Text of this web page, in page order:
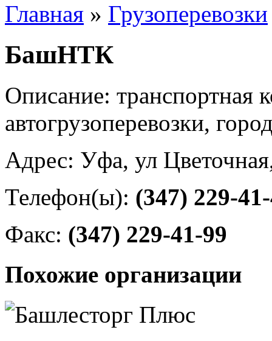
Главная » Грузоперевозки
БашНТК
Описание: транспортная
автогрузоперевозки,
Адрес: Уфа, ул
Телефон(ы): (347) 229-
Факс: (347) 229-41-99
Похожие организации